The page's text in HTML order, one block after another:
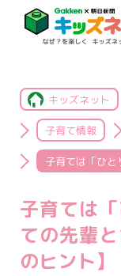
キッズネット
子育て情報
子育ては
ての先輩
のヒント】